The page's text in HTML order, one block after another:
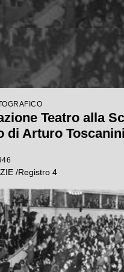
Teatro alla
di Arturo Toscanini
/Registro 4